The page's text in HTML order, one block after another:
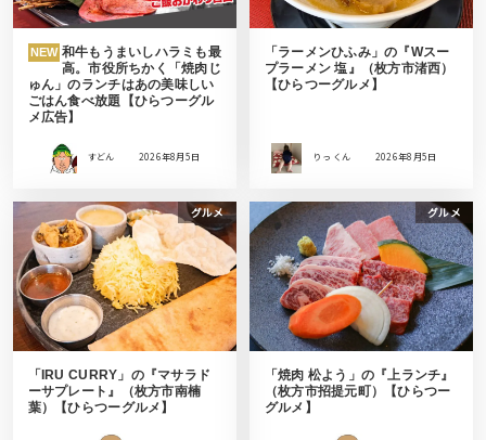
NEW 和牛もうまいしハラミも最
高。市役所ちかく「焼肉じ
ゅん」のランチはあの美味しい
ごはん食べ放題【ひらつーグル
メ広告】
すどん 2026年8月5日
「ラーメンひふみ」の『Wスー
プラーメン 塩』（枚方市渚西）
【ひらつーグルメ】
りっ くん 2026年8月5日
グルメ
「IRU CURRY」の『マサラド
ーサプレート』（枚方市南楠
葉）【ひらつーグルメ】
グルメ
「焼肉 松よう」の『上ランチ』
（枚方市招提元町）【ひらつー
グルメ】